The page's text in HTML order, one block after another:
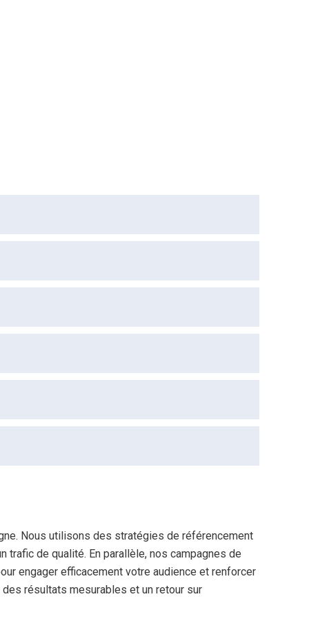
Nous utilisons des stratégies de référencement
de qualité. En parallèle, nos campagnes de
engager efficacement votre audience et renforcer
résultats mesurables et un retour sur